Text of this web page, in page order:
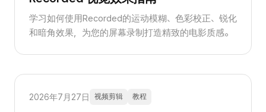
学习如何使用Recorded的运动模糊、色彩校正、锐化
和暗角效果，为您的屏幕录制打造精致的电影质感。
2026年7月27日 视频剪辑 教程